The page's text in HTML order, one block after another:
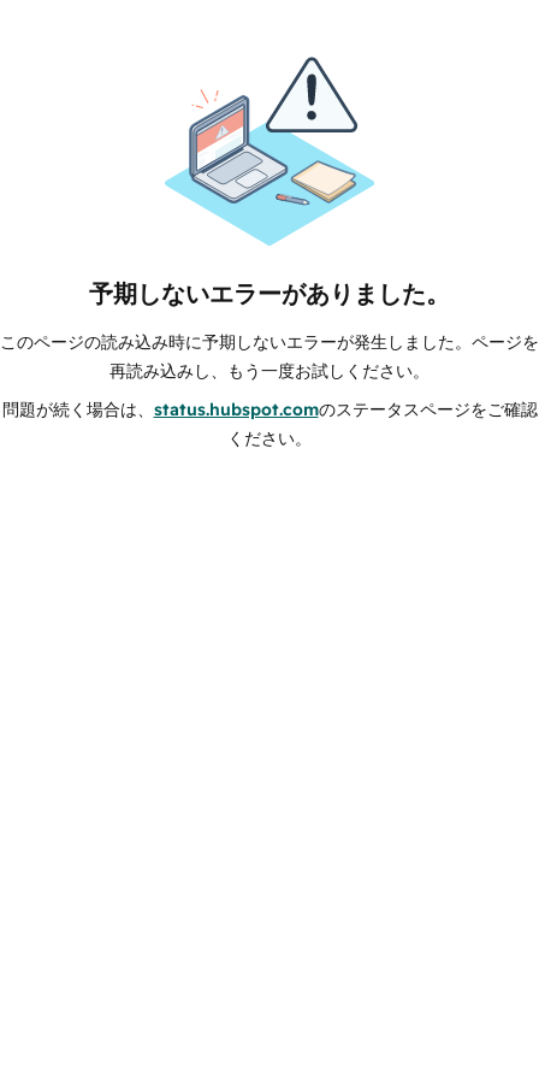
予期しないエラーがありました。
このページの読み込み時に予期しないエラーが発生しました。ページを
再読み込みし、もう一度お試しください。
問題が続く場合は、 status.hubspot.comのステータスページをご確認
ください。